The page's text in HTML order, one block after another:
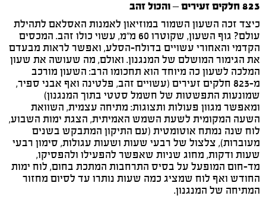
823 חלקים זעירים – והכול זהב
כיצד זכה השעון השמור במוזיאון לאמנות האסלאם לתהילת
עולם? גוף השעון, שקוטרו 60 מ"מ, עשוי כולו זהב. המכסים
הקדמי והאחורי עשויים בדולח-הסלע, ואפשר לראות מבעדם
את הגימור המושלם של המנגנון. ואולם, מה שעושה את שעון
המלכה לשעון כה מיוחד הוא תחכומו הרב: השעון מורכב
מ-823 חלקים זעירים (עשויים זהב, פלטינה ואף אבני ספיר,
שמונעות התפשטות של חשמל סטטי בתוך המנגנון)
ומאפשר מגוון פעולות ותצוגות: מתיחה עצמית, השוואת
השעה המקומית לשעת השמש האמיתית, הצגת ימות השבוע,
לוח שנה נמתח אוטומטית (עם התיקון המתבקש בשנים
מעוברות), צלצול של רבעי שעות ושעות עגולות, סימון רבעי
שעות ודקות, מחוג שניות שאפשר להפעילו ולהפסיקו,
מד-חום המופעל על בסיס התרחבות המתכת בחום, לוח ימות
החודש ואף לוח שמציג כמה שעות נותרו עד לסיום מחזור
המתיחה של המנגנון.